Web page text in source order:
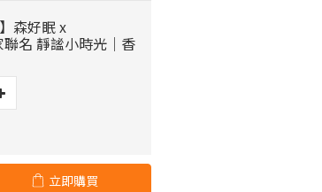
森好眠 x
名 靜謐小時光｜香
立即購買